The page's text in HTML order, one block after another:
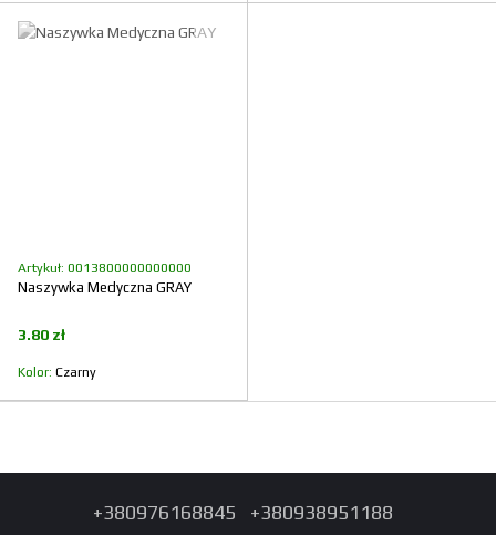
Artykuł: 0013800000000000
Naszywka Medyczna GRAY
3.80 zł
Kolor Czarny
+380976168845 +380938951188